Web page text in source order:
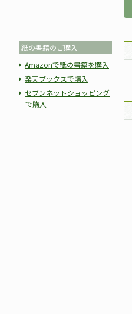
紙の書籍のご購入
Amazonで紙の書籍を購入
楽天ブックスで購入
セブンネットショッピング
で購入